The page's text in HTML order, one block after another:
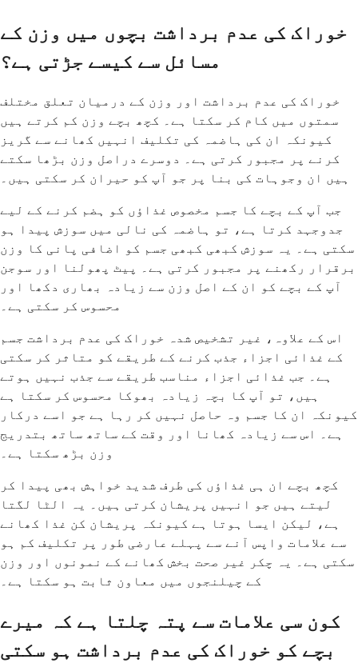
خوراک کی عدم برداشت بچوں میں وزن کے
مسائل سے کیسے جڑتی ہے؟
خوراک کی عدم برداشت اور وزن کے درمیان تعلق مختلف
سمتوں میں کام کر سکتا ہے۔ کچھ بچے وزن کم کرتے ہیں
کیونکہ ان کی ہاضمہ کی تکلیف انہیں کھانے سے گریز
کرنے پر مجبور کرتی ہے۔ دوسرے دراصل وزن بڑھا سکتے
ہیں ان وجوہات کی بنا پر جو آپ کو حیران کر سکتی ہیں۔
جب آپ کے بچے کا جسم مخصوص غذاؤں کو ہضم کرنے کے لیے
جدوجہد کرتا ہے، تو ہاضمہ کی نالی میں سوزش پیدا ہو
سکتی ہے۔ یہ سوزش کبھی کبھی جسم کو اضافی پانی کا وزن
برقرار رکھنے پر مجبور کرتی ہے۔ پیٹ پھولنا اور سوجن
آپ کے بچے کو ان کے اصل وزن سے زیادہ بھاری دکھا اور
محسوس کر سکتی ہے۔
اس کے علاوہ، غیر تشخیص شدہ خوراک کی عدم برداشت جسم
کے غذائی اجزاء جذب کرنے کے طریقے کو متاثر کر سکتی
ہے۔ جب غذائی اجزاء مناسب طریقے سے جذب نہیں ہوتے
ہیں، تو آپ کا بچہ زیادہ بھوکا محسوس کر سکتا ہے
کیونکہ ان کا جسم وہ حاصل نہیں کر رہا ہے جو اسے درکار
ہے۔ اس سے زیادہ کھانا اور وقت کے ساتھ ساتھ بتدریج
وزن بڑھ سکتا ہے۔
کچھ بچے ان ہی غذاؤں کی طرف شدید خواہش بھی پیدا کر
لیتے ہیں جو انہیں پریشان کرتی ہیں۔ یہ الٹا لگتا
ہے، لیکن ایسا ہوتا ہے کیونکہ پریشان کن غذا کھانے
سے علامات واپس آنے سے پہلے عارضی طور پر تکلیف کم ہو
سکتی ہے۔ یہ چکر غیر صحت بخش کھانے کے نمونوں اور وزن
کے چیلنجوں میں معاون ثابت ہو سکتا ہے۔
کون سی علامات سے پتہ چلتا ہے کہ میرے
بچے کو خوراک کی عدم برداشت ہو سکتی